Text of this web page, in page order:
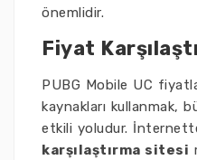
önemlidir.
Fiyat
PUBG Mobile UC
kaynakları kullanmak,
etkili yoludur.
karşılaştırma sitesi